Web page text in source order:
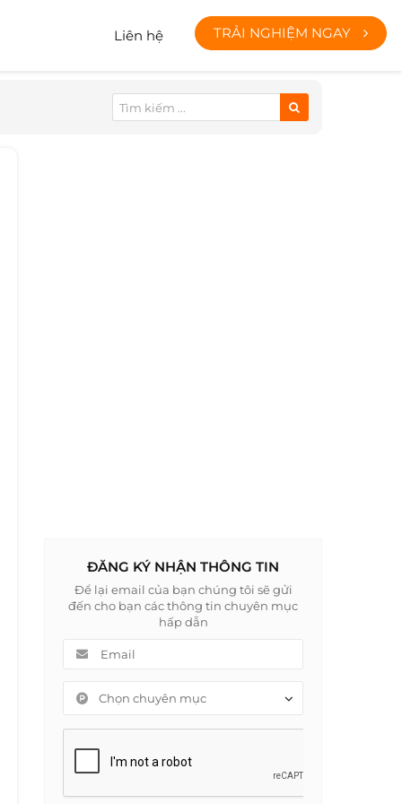
Liên hệ TRẢI NGHIỆM NGAY
ĐĂNG KÝ NHẬN THÔNG TIN
Để lại email của bạn chúng tôi sẽ gửi
đến cho bạn các thông tin chuyên mục
hấp dẫn
Chọn chuyên mục